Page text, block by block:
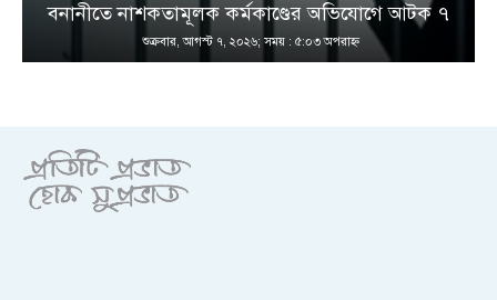
বনানীতে নাশকতামূলক কর্মকাণ্ডের অভিযোগে আটক ৭
শুক্রবার, আগস্ট ৭, ২০২৬; সময় : ৫:০৩ অপরাহ্ণ